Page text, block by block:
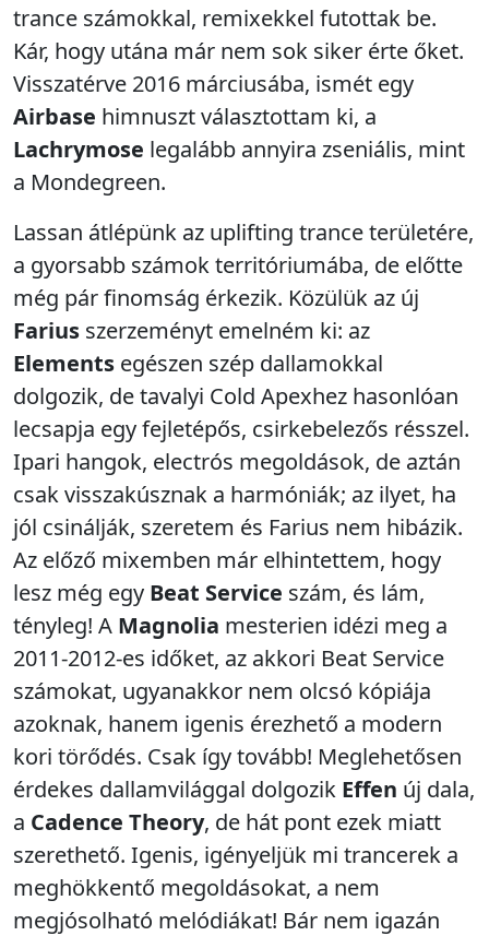
trance számokkal, remixekkel futottak be.
Kár, hogy utána már nem sok siker érte őket.
Visszatérve 2016 márciusába, ismét egy
Airbase himnuszt választottam ki, a
Lachrymose legalább annyira zseniális, mint
a Mondegreen.
Lassan átlépünk az uplifting trance területére,
a gyorsabb számok territóriumába, de előtte
még pár finomság érkezik. Közülük az új
Farius szerzeményt emelném ki: az
Elements egészen szép dallamokkal
dolgozik, de tavalyi Cold Apexhez hasonlóan
lecsapja egy fejletépős, csirkebelezős résszel.
Ipari hangok, electrós megoldások, de aztán
csak visszakúsznak a harmóniák; az ilyet, ha
jól csinálják, szeretem és Farius nem hibázik.
Az előző mixemben már elhintettem, hogy
lesz még egy Beat Service szám, és lám,
tényleg! A Magnolia mesterien idézi meg a
2011-2012-es időket, az akkori Beat Service
számokat, ugyanakkor nem olcsó kópiája
azoknak, hanem igenis érezhető a modern
kori törődés. Csak így tovább! Meglehetősen
érdekes dallamvilággal dolgozik Effen új dala,
a Cadence Theory, de hát pont ezek miatt
szerethető. Igenis, igényeljük mi trancerek a
meghökkentő megoldásokat, a nem
megjósolható melódiákat! Bár nem igazán